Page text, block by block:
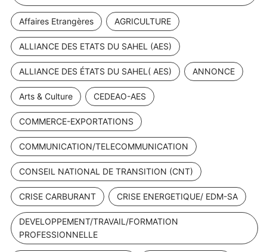
Affaires Etrangères AGRICULTURE
ALLIANCE DES ETATS DU SAHEL (AES)
ALLIANCE DES ÉTATS DU SAHEL( AES) ANNONCE
Arts & Culture CEDEAO-AES
COMMERCE-EXPORTATIONS
COMMUNICATION/TELECOMMUNICATION
CONSEIL NATIONAL DE TRANSITION (CNT)
CRISE CARBURANT CRISE ENERGETIQUE/ EDM-SA
DEVELOPPEMENT/TRAVAIL/FORMATION
PROFESSIONNELLE